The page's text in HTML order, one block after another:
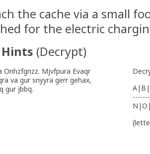
the cache via a small
for the electric
(Decrypt)
Onhzfgnzz. Mjvfpura Evaqr
va gur snyyra gerr gehax,
gur jbbq.